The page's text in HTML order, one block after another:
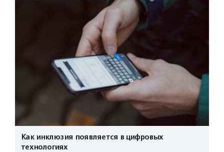
Как инклюзия появляется в цифровых
технологиях